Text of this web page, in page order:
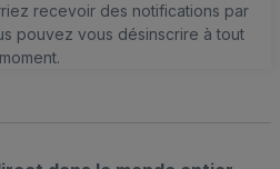
recevoir des notifications par
pouvez vous désinscrire à tout
moment.